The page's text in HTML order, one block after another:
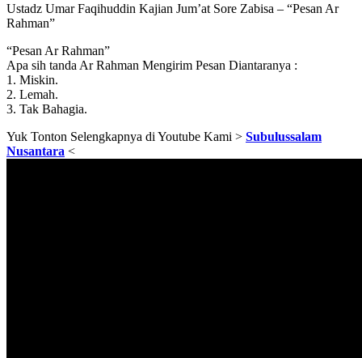
Ustadz Umar Faqihuddin Kajian Jum’at Sore Zabisa – “Pesan Ar
Rahman”
“Pesan Ar Rahman”
Apa sih tanda Ar Rahman Mengirim Pesan Diantaranya :
1. Miskin.
2. Lemah.
3. Tak Bahagia.
Yuk Tonton Selengkapnya di Youtube Kami > Subulussalam
Nusantara <